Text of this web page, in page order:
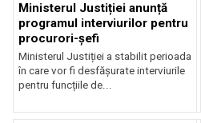
Ministerul Justiției anunță
programul interviurilor pentru
procurori-șefi
Ministerul Justiției a stabilit perioada
în care vor fi desfășurate interviurile
pentru funcțiile de...